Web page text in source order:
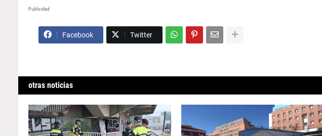
Publicidad
Facebook Twitter
otras noticias